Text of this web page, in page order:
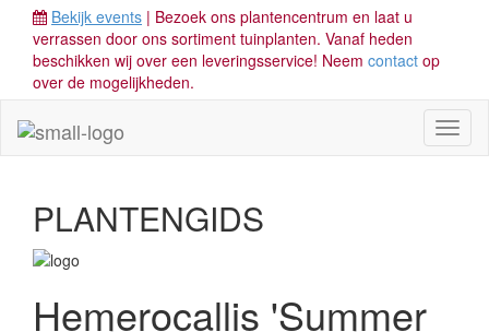
Bekijk events | Bezoek ons plantencentrum en laat u
verrassen door ons sortiment tuinplanten. Vanaf heden
beschikken wij over een leveringsservice! Neem contact op
over de mogelijkheden.
PLANTENGIDS
Hemerocallis 'Summer